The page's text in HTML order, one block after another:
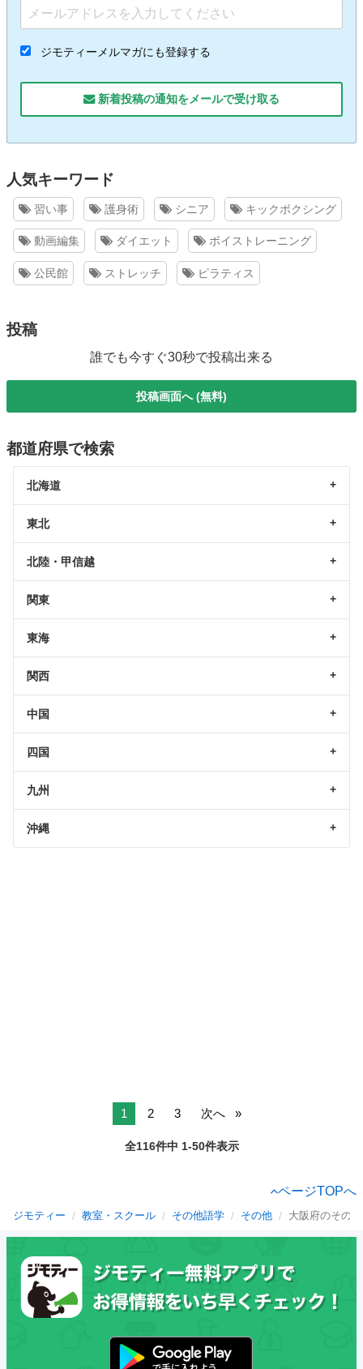
ジモティーメルマガにも登録する
新着投稿の通知をメールで受け取る
人気キーワード
習い事 護身術 シニア キックボクシング
動画編集 ダイエット ボイストレーニング
公民館 ストレッチ ピラティス
投稿
誰でも今すぐ30秒で投稿出来る
投稿画面へ (無料)
都道府県で検索
北海道
東北
北陸・甲信越
関東
東海
関西
中国
四国
九州
沖縄
1 2 3 次へ
全116件中 1-50件表示
ページTOPへ
ジモティー 教室・スクール その他語学 その他 大阪府のその他